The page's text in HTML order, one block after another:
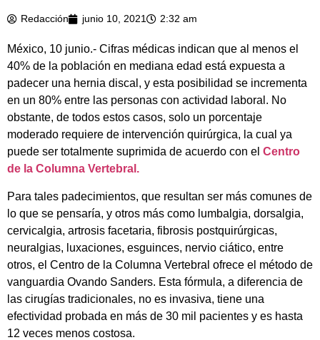
Redacción junio 10, 2021 2:32 am
México, 10 junio.- Cifras médicas indican que al menos el
40% de la población en mediana edad está expuesta a
padecer una hernia discal, y esta posibilidad se incrementa
en un 80% entre las personas con actividad laboral. No
obstante, de todos estos casos, solo un porcentaje
moderado requiere de intervención quirúrgica, la cual ya
puede ser totalmente suprimida de acuerdo con el Centro
de la Columna Vertebral.
Para tales padecimientos, que resultan ser más comunes de
lo que se pensaría, y otros más como lumbalgia, dorsalgia,
cervicalgia, artrosis facetaria, fibrosis postquirúrgicas,
neuralgias, luxaciones, esguinces, nervio ciático, entre
otros, el Centro de la Columna Vertebral ofrece el método de
vanguardia Ovando Sanders. Esta fórmula, a diferencia de
las cirugías tradicionales, no es invasiva, tiene una
efectividad probada en más de 30 mil pacientes y es hasta
12 veces menos costosa.